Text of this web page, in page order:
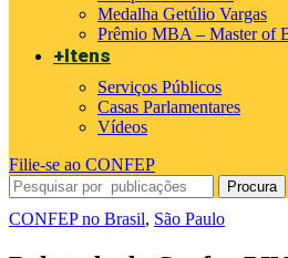
Medalha Getúlio Vargas
Prêmio MBA – Master of
+Itens
Serviços Públicos
Casas Parlamentares
Vídeos
Filie-se ao CONFEP
Procura
CONFEP no Brasil, São Paulo